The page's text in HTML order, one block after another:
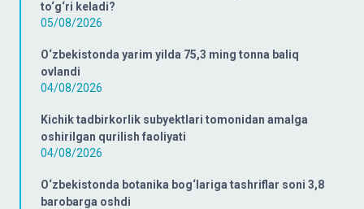
to‘g‘ri keladi?
05/08/2026
O‘zbekistonda yarim yilda 75,3 ming tonna baliq
ovlandi
04/08/2026
Kichik tadbirkorlik subyektlari tomonidan amalga
oshirilgan qurilish faoliyati
04/08/2026
O‘zbekistonda botanika bog‘lariga tashriflar soni 3,8
barobarga oshdi